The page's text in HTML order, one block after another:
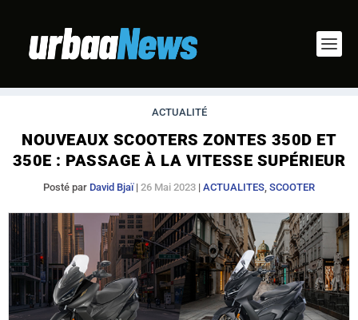
ACTUALITÉ
NOUVEAUX SCOOTERS ZONTES 350D ET
350E : PASSAGE À LA VITESSE SUPÉRIEUR
Posté par David Bjaï| 26 Mai 2023 | ACTUALITES, SCOOTER